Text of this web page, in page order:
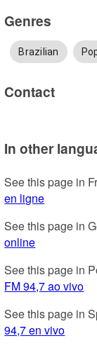
Genres
Brazilian
Contact
In other
See this page in
en ligne
See this page in
online
See this page in
FM 94,7 ao vivo
See this page in
94,7 en vivo